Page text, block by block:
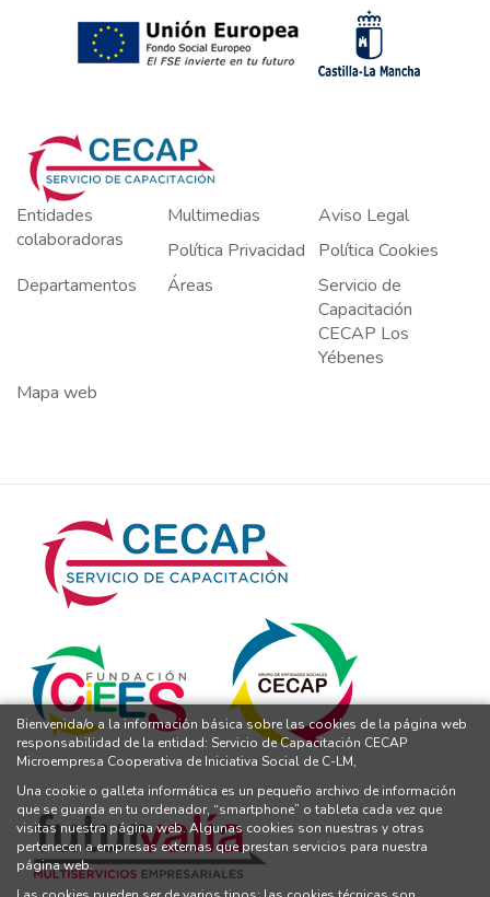
Entidades
colaboradoras
Multimedias
Aviso Legal
Política Privacidad
Política Cookies
Departamentos
Áreas
Servicio de
Capacitación
CECAP Los
Yébenes
Mapa web
Bienvenida/o a la información básica sobre las cookies de la página web
responsabilidad de la entidad: Servicio de Capacitación CECAP
Microempresa Cooperativa de Iniciativa Social de C-LM,
Una cookie o galleta informática es un pequeño archivo de información
que se guarda en tu ordenador, “smartphone” o tableta cada vez que
visitas nuestra página web. Algunas cookies son nuestras y otras
pertenecen a empresas externas que prestan servicios para nuestra
página web.